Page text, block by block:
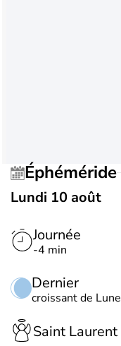
Éphéméride
Lundi 10 août
Journée
-4 min
Dernier
croissant de Lune
Saint Laurent